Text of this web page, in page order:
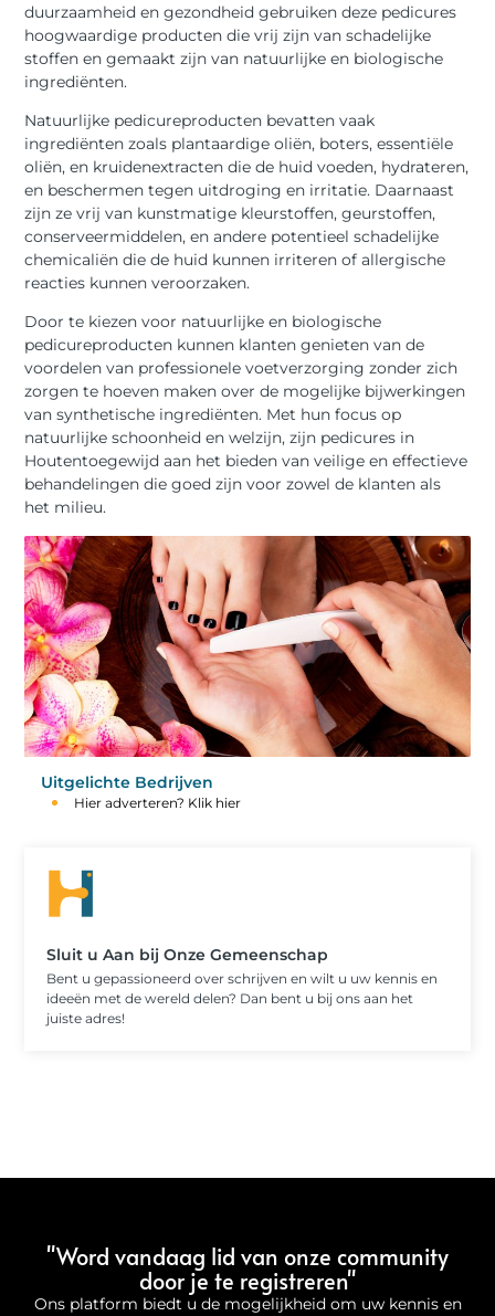
duurzaamheid en gezondheid gebruiken deze pedicures
hoogwaardige producten die vrij zijn van schadelijke
stoffen en gemaakt zijn van natuurlijke en biologische
ingrediënten.
Natuurlijke pedicureproducten bevatten vaak
ingrediënten zoals plantaardige oliën, boters, essentiële
oliën, en kruidenextracten die de huid voeden, hydrateren,
en beschermen tegen uitdroging en irritatie. Daarnaast
zijn ze vrij van kunstmatige kleurstoffen, geurstoffen,
conserveermiddelen, en andere potentieel schadelijke
chemicaliën die de huid kunnen irriteren of allergische
reacties kunnen veroorzaken.
Door te kiezen voor natuurlijke en biologische
pedicureproducten kunnen klanten genieten van de
voordelen van professionele voetverzorging zonder zich
zorgen te hoeven maken over de mogelijke bijwerkingen
van synthetische ingrediënten. Met hun focus op
natuurlijke schoonheid en welzijn, zijn pedicures in
Houtentoegewijd aan het bieden van veilige en effectieve
behandelingen die goed zijn voor zowel de klanten als
het milieu.
Uitgelichte Bedrijven
Hier adverteren? Klik hier
Sluit u Aan bij Onze Gemeenschap
Bent u gepassioneerd over schrijven en wilt u uw kennis en
ideeën met de wereld delen? Dan bent u bij ons aan het
juiste adres!
"Word vandaag lid van onze community
door je te registreren"
Ons platform biedt u de mogelijkheid om uw kennis en